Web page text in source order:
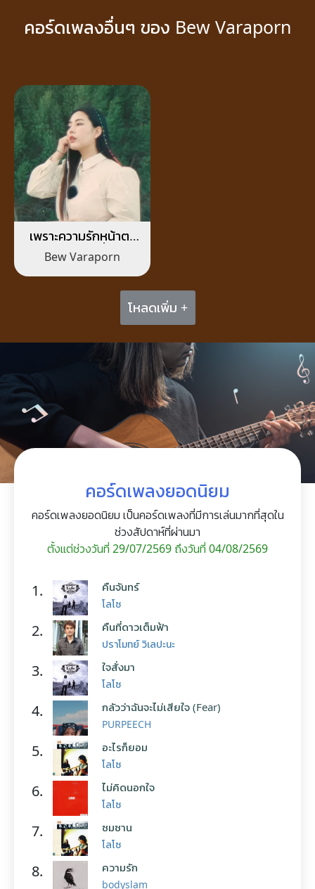
คอร์ดเพลงอื่นๆ ของ Bew Varaporn
เพราะความรักหน้าตา
เป็นแบบนี้
Bew Varaporn
โหลดเพิ่ม +
คอร์ดเพลงยอดนิยม
คอร์ดเพลงยอดนิยม เป็นคอร์ดเพลงที่มีการเล่นมากที่สุดใน
ช่วงสัปดาห์ที่ผ่านมา
ตั้งแต่ช่วงวันที่ 29/07/2569 ถึงวันที่ 04/08/2569
1. คืนจันทร์
โลโซ
2. คืนที่ดาวเต็มฟ้า
ปราโมทย์ วิเลปะนะ
3. ใจสั่งมา
โลโซ
4. กลัวว่าฉันจะไม่เสียใจ (Fear)
PURPEECH
5. อะไรก็ยอม
โลโซ
6. ไม่คิดนอกใจ
โลโซ
7. ซมซาน
โลโซ
8. ความรัก
bodyslam